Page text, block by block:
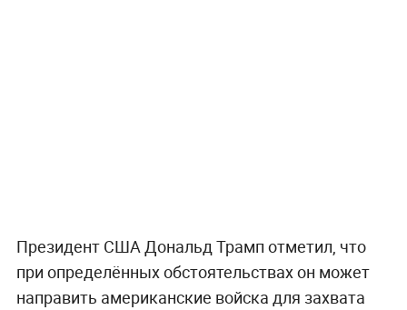
Президент США Дональд Трамп отметил, что
при определённых обстоятельствах он может
направить американские войска для захвата